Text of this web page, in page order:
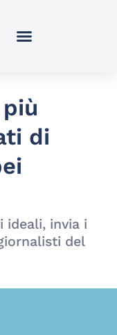
di
ideali, invia i
del